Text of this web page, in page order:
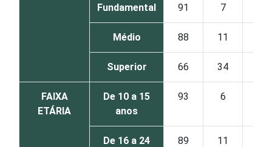
Fundamental 91 7
Médio 88 11
Superior 66 34
FAIXA
ETÁRIA
De 10 a 15
anos
93 6
De 16 a 24
89 11